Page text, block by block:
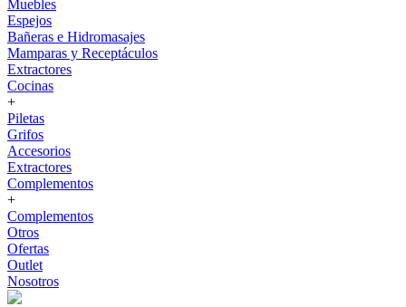
Muebles
Espejos
Bañeras e Hidromasajes
Mamparas y Receptáculos
Extractores
Cocinas
+
Piletas
Grifos
Accesorios
Extractores
Complementos
+
Complementos
Otros
Ofertas
Outlet
Nosotros